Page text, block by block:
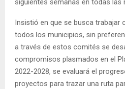
siguientes semanas en todas las
Insistió en que se busca trabajar
todos los municipios, sin
a través de estos comités se
compromisos plasmados en el
2022-2028, se evaluará el
proyectos para trazar una ruta